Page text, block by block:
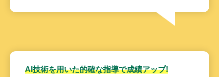
AI技術を用いた的確な指導で成績アップ!